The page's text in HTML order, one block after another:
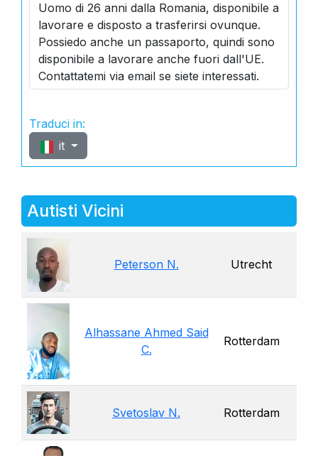
Uomo di 26 anni dalla Romania, disponibile a
lavorare e disposto a trasferirsi ovunque.
Possiedo anche un passaporto, quindi sono
disponibile a lavorare anche fuori dall'UE.
Contattatemi via email se siete interessati.
Traduci in:
it
Autisti Vicini
Peterson N. Utrecht
Alhassane Ahmed Said
C.
Rotterdam
Svetoslav N. Rotterdam